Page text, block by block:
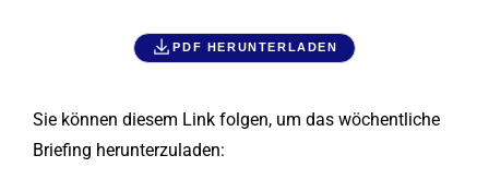
PDF HERUNTERLADEN
Sie können diesem Link folgen, um das wöchentliche
Briefing herunterzuladen: